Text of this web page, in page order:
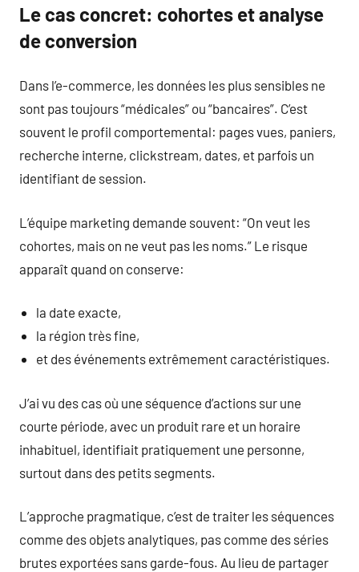
Le cas concret: cohortes et analyse
de conversion
Dans l’e-commerce, les données les plus sensibles ne
sont pas toujours “médicales” ou “bancaires”. C’est
souvent le profil comportemental: pages vues, paniers,
recherche interne, clickstream, dates, et parfois un
identifiant de session.
L’équipe marketing demande souvent: “On veut les
cohortes, mais on ne veut pas les noms.” Le risque
apparaît quand on conserve:
la date exacte,
la région très fine,
et des événements extrêmement caractéristiques.
J’ai vu des cas où une séquence d’actions sur une
courte période, avec un produit rare et un horaire
inhabituel, identifiait pratiquement une personne,
surtout dans des petits segments.
L’approche pragmatique, c’est de traiter les séquences
comme des objets analytiques, pas comme des séries
brutes exportées sans garde-fous. Au lieu de partager